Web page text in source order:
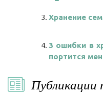
Хранение
3 ошибки в
портится
Публикации